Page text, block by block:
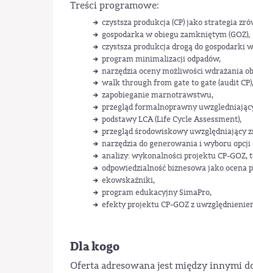
Treści programowe:
czystsza produkcja (CP) jako strategia
gospodarka w obiegu zamkniętym (GOZ),
czystsza produkcja drogą do gospodarki
program minimalizacji odpadów,
narzędzia oceny możliwości wdrażania
walk through from gate to gate (audit CP),
zapobieganie marnotrawstwu,
przegląd formalnoprawny
podstawy LCA (Life Cycle Assessment),
przegląd środowiskowy uwzględniający
narzędzia do generowania i wyboru
analizy: wykonalności projektu CP-GOZ,
odpowiedzialność biznesowa jako ocena
ekowskaźniki,
program edukacyjny SimaPro,
efekty projektu CP-GOZ z
Dla kogo
Oferta adresowana jest między innymi